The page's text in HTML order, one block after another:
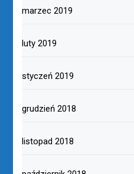
marzec 2019
luty 2019
styczeń 2019
grudzień 2018
listopad 2018